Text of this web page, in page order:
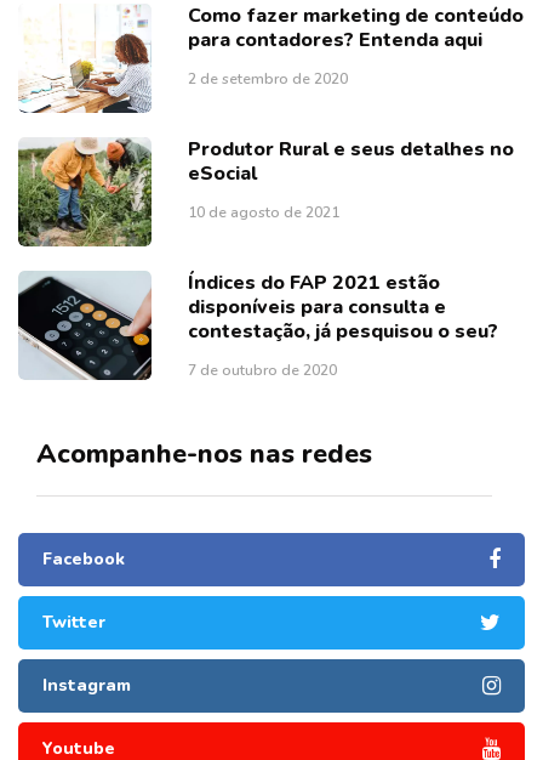
Como fazer marketing de conteúdo
para contadores? Entenda aqui
2 de setembro de 2020
Produtor Rural e seus detalhes no
eSocial
10 de agosto de 2021
Índices do FAP 2021 estão
disponíveis para consulta e
contestação, já pesquisou o seu?
7 de outubro de 2020
Acompanhe-nos nas redes
Facebook
Twitter
Instagram
Youtube